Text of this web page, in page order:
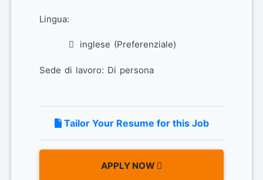
Lingua:
inglese (Preferenziale)
Sede di lavoro: Di persona
Tailor Your Resume for this Job
APPLY NOW